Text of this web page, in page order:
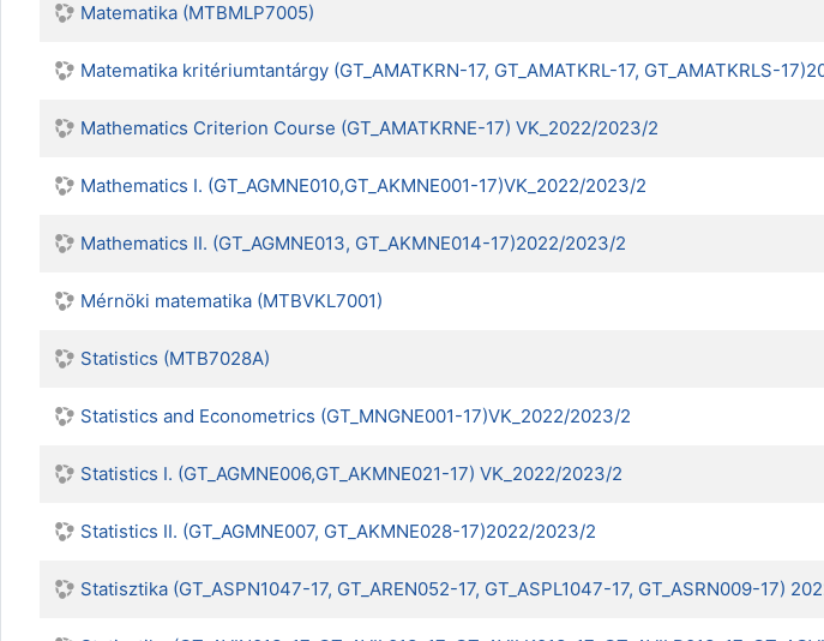
Matematika (MTBMLP7005)
Matematika kritériumtantárgy (GT_AMATKRN-17, GT_AMATKRL-17, GT_AMATKRLS-
Mathematics Criterion Course (GT_AMATKRNE-17) VK_2022/2023/2
Mathematics I. (GT_AGMNE010,GT_AKMNE001-17)VK_2022/2023/2
Mathematics II. (GT_AGMNE013, GT_AKMNE014-17)2022/2023/2
Mérnöki matematika (MTBVKL7001)
Statistics (MTB7028A)
Statistics and Econometrics (GT_MNGNE001-17)VK_2022/2023/2
Statistics I. (GT_AGMNE006,GT_AKMNE021-17) VK_2022/2023/2
Statistics II. (GT_AGMNE007, GT_AKMNE028-17)2022/2023/2
Statisztika (GT_ASPN1047-17, GT_AREN052-17, GT_ASPL1047-17, GT_ASRN009-17)